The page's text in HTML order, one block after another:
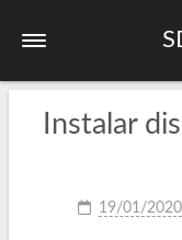
Inicio
Listado de frecuencias
Instalar
19/01/2020